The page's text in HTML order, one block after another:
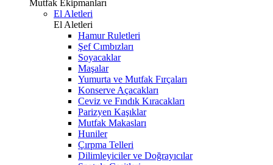
Mutfak Ekipmanları
El Aletleri
El Aletleri
Hamur Ruletleri
Şef Cımbızları
Soyacaklar
Maşalar
Yumurta ve Mutfak Fırçaları
Konserve Açacakları
Ceviz ve Fındık Kıracakları
Parizyen Kaşıklar
Mutfak Makasları
Huniler
Çırpma Telleri
Dilimleyiciler ve Doğrayıcılar